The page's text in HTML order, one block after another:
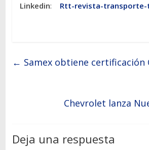
Linkedin: Rtt-revista-
← Samex obtiene certificación
Chevrolet lanza
Deja una respuesta